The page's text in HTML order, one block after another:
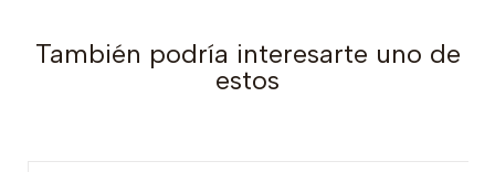
También podría interesarte uno de
estos